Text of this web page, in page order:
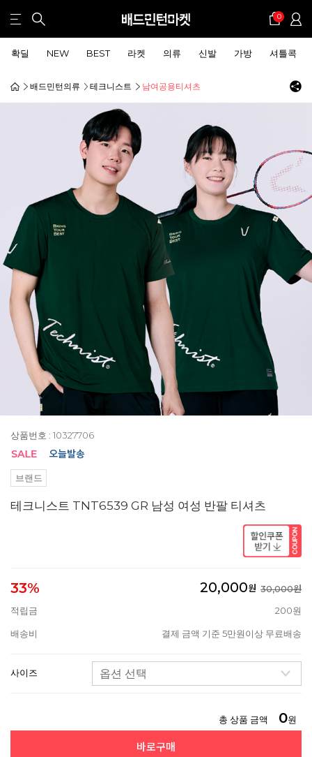
0
확딜 NEW BEST 라켓 의류 신발 가방 셔틀콕
배드민턴의류 테크니스트 남여공용티셔츠
상품번호 : 10327706
브랜드
테크니스트 TNT6539 GR 남성 여성 반팔 티셔츠
33% 20,000원 30,000원
적립금
200원
배송비 결제 금액 기준 5만원이상 무료배송
사이즈
총 상품 금액 0원
바로구매